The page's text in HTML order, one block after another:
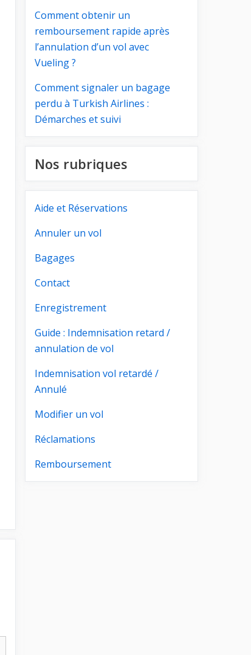
Comment obtenir un
remboursement rapide après
l’annulation d’un vol avec
Vueling ?
Comment signaler un bagage
perdu à Turkish Airlines :
Démarches et suivi
Nos rubriques
Aide et Réservations
Annuler un vol
Bagages
Contact
Enregistrement
Guide : Indemnisation retard /
annulation de vol
Indemnisation vol retardé /
Annulé
Modifier un vol
Réclamations
Remboursement